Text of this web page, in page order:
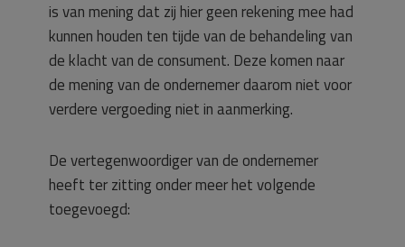
is van mening dat zij hier geen rekening mee had
kunnen houden ten tijde van de behandeling van
de klacht van de consument. Deze komen naar
de mening van de ondernemer daarom niet voor
verdere vergoeding niet in aanmerking.
De vertegenwoordiger van de ondernemer
heeft ter zitting onder meer het volgende
toegevoegd: